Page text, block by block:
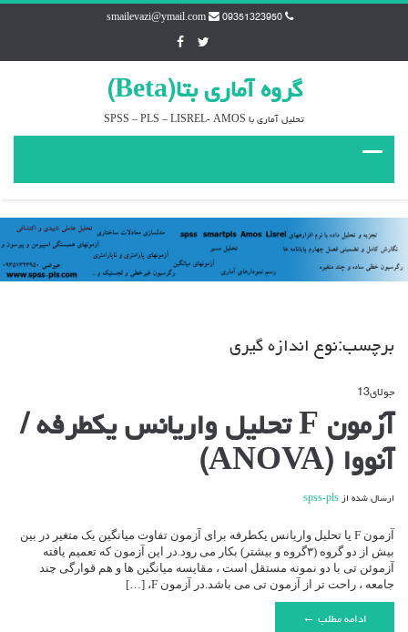
09351323950
smailevazi@ymail.com
گروه آماري بتا(Beta)
تحليل آماري با SPSS – PLS – LISREL- AMOS
برچسب:نوع اندازه گيري
جولای13
آزمون
تحلیل
واریانس
/
آزمون F تحلیل واریانس یکطرفه /
آنووا (ANOVA)
ارسال شده از spss-pls
آزمون F یا تحلیل واریانس یکطرفه برای آزمون تفاوت میانگین یک متغیر در بین
بیش از دو گروه (۳گروه و بیشتر) بکار می رود.در این آزمون که تعمیم یافته
آزموئن تی با دو نمونه مستقل است ، مقایسه میانگین ها و هم قوارگی چند
جامعه ، راحت تر از آزمون تی می باشد.در آزمون F، […]
ادامه مطلب ←